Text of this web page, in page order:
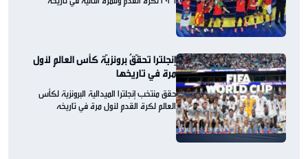
إنجلترا تحقّقُ برونزيّة كأس العالم لأول
مرة في تاريخها
حقق منتخب إنجلترا الميدالية البرونزية لكأس
العالم لكرة القدم لأول مرة في تاريخه